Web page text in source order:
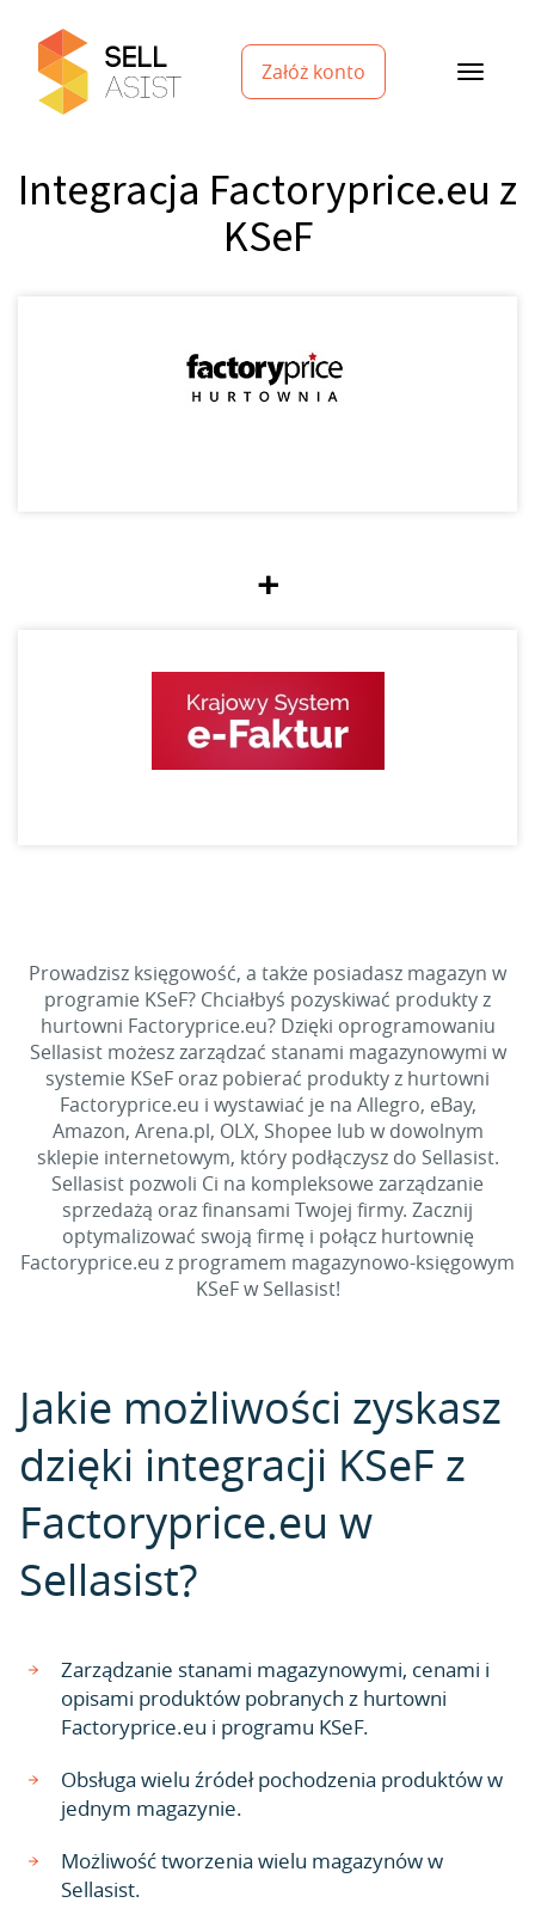
Załóż konto
Integracja Factoryprice.eu z
KSeF
+
Prowadzisz księgowość, a także posiadasz magazyn w
programie KSeF? Chciałbyś pozyskiwać produkty z
hurtowni Factoryprice.eu? Dzięki oprogramowaniu
Sellasist możesz zarządzać stanami magazynowymi w
systemie KSeF oraz pobierać produkty z hurtowni
Factoryprice.eu i wystawiać je na Allegro, eBay,
Amazon, Arena.pl, OLX, Shopee lub w dowolnym
sklepie internetowym, który podłączysz do Sellasist.
Sellasist pozwoli Ci na kompleksowe zarządzanie
sprzedażą oraz finansami Twojej firmy. Zacznij
optymalizować swoją firmę i połącz hurtownię
Factoryprice.eu z programem magazynowo-księgowym
KSeF w Sellasist!
Jakie możliwości zyskasz
dzięki integracji KSeF z
Factoryprice.eu w
Sellasist?
Zarządzanie stanami magazynowymi, cenami i
opisami produktów pobranych z hurtowni
Factoryprice.eu i programu KSeF.
Obsługa wielu źródeł pochodzenia produktów w
jednym magazynie.
Możliwość tworzenia wielu magazynów w
Sellasist.